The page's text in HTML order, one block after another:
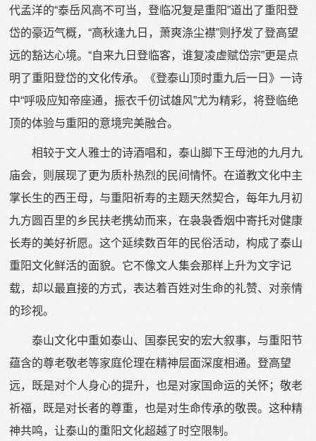
代孟洋的“泰岳风高不可当，登临况复是重阳”道出了重阳登
岱的豪迈气概，“高秋逢九日，萧爽涤尘襟”则抒发了登高望
远的豁达心境。“自来九日登临客，谁复凌虚赋岱宗”更是点
明了重阳登岱的文化传承。《登泰山顶时重九后一日》一诗
中“呼吸应知帝座通，振衣千仞试雄风”尤为精彩，将登临绝
顶的体验与重阳的意境完美融合。
相较于文人雅士的诗酒唱和，泰山脚下王母池的九月九
庙会，则展现了更为质朴热烈的民间情怀。在道教文化中主
掌长生的西王母，与重阳祈寿的主题天然契合，每年九月初
九方圆百里的乡民扶老携幼而来，在袅袅香烟中寄托对健康
长寿的美好祈愿。这个延续数百年的民俗活动，构成了泰山
重阳文化鲜活的面貌。它不像文人集会那样上升为文字记
载，却以最直接的方式，表达着百姓对生命的礼赞、对亲情
的珍视。
泰山文化中重如泰山、国泰民安的宏大叙事，与重阳节
蕴含的尊老敬老等家庭伦理在精神层面深度相通。登高望
远，既是对个人身心的提升，也是对家国命运的关怀；敬老
祈福，既是对长者的尊重，也是对生命传承的敬畏。这种精
神共鸣，让泰山的重阳文化超越了时空限制。